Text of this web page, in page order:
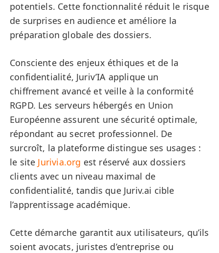
potentiels. Cette fonctionnalité réduit le risque
de surprises en audience et améliore la
préparation globale des dossiers.
Consciente des enjeux éthiques et de la
confidentialité, Juriv’IA applique un
chiffrement avancé et veille à la conformité
RGPD. Les serveurs hébergés en Union
Européenne assurent une sécurité optimale,
répondant au secret professionnel. De
surcroît, la plateforme distingue ses usages :
le site Jurivia.org est réservé aux dossiers
clients avec un niveau maximal de
confidentialité, tandis que Juriv.ai cible
l’apprentissage académique.
Cette démarche garantit aux utilisateurs, qu’ils
soient avocats, juristes d’entreprise ou